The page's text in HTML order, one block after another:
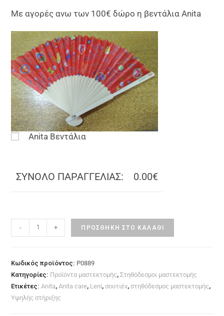
Με αγορές ανω των 100€ δώρο η βεντάλια Anita
Anita Βεντάλια
ΣΥΝΟΛΟ ΠΑΡΑΓΓΕΛΙΑΣ: 0.00€
- + ΠΡΟΣΘΉΚΗ ΣΤΟ ΚΑΛΆΘΙ
Κωδικός προϊόντος: P0889
Κατηγορίες: Προϊόντα μαστεκτομής,Στηθόδεσμοι μαστεκτομής
Ετικέτες: Anita, Anita care, Leni,σουτιέν,στηθόδεσμος μαστεκτομής,
Υψηλής στήριξης